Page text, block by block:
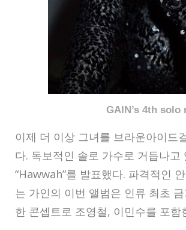
GAIN’s 4th solo
이제 더 이상 그녀를 브라운아이드
다. 독보적인 솔로 가수로 거듭나
“Hawwah”를 발표했다. 파격적인
는 가인의 이번 앨범은 인류 최초
한 콘셉트로 조영철, 이민수를 포함